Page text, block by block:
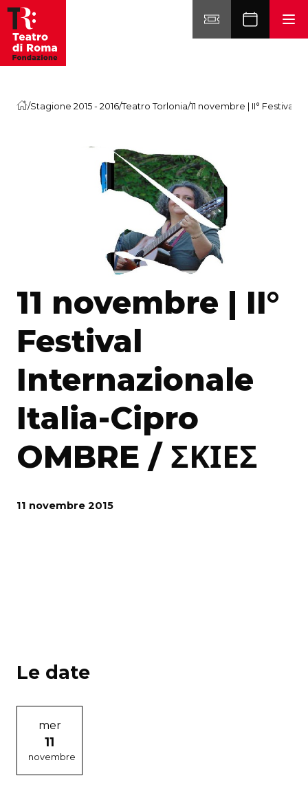
Vai al contenuto
/Stagione 2015 - 2016/Teatro Torlonia/11 novembre | II° Festival
11 novembre | II°
Festival
Internazionale
Italia-Cipro
OMBRE / ΣΚΙΕΣ
11 novembre 2015
Le date
mer
11
novembre